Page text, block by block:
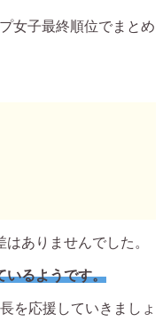
女子最終順位でまとめ
ありませんでした。
いるようです。
を応援していきましょ